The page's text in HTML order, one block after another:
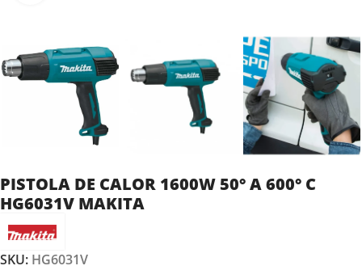
PISTOLA DE CALOR 1600W 50° A 600° C
HG6031V MAKITA
SKU: HG6031V